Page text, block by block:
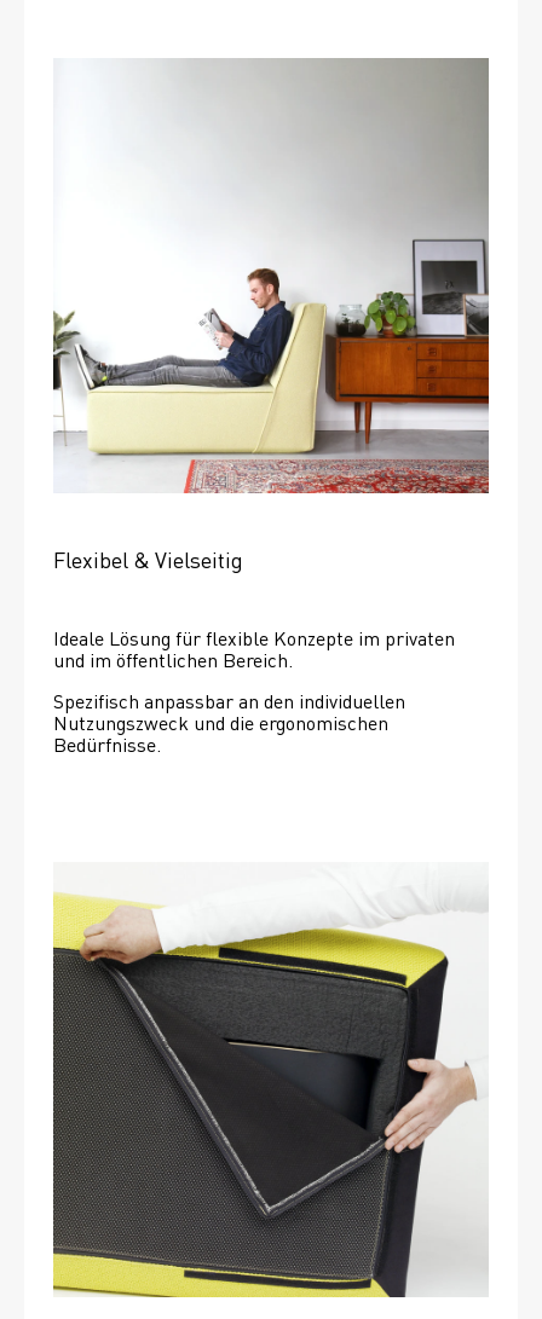
Flexibel & Vielseitig
Ideale Lösung für flexible Konzepte im privaten
und im öffentlichen Bereich.
Spezifisch anpassbar an den individuellen
Nutzungszweck und die ergonomischen
Bedürfnisse.